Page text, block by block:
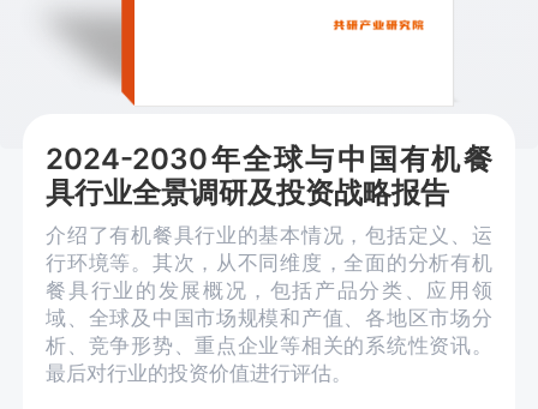
2024-2030年全球与中国有机餐
具行业全景调研及投资战略报告
介绍了有机餐具行业的基本情况，包括定义、运
行环境等。其次，从不同维度，全面的分析有机
餐具行业的发展概况，包括产品分类、应用领
域、全球及中国市场规模和产值、各地区市场分
析、竞争形势、重点企业等相关的系统性资讯。
最后对行业的投资价值进行评估。